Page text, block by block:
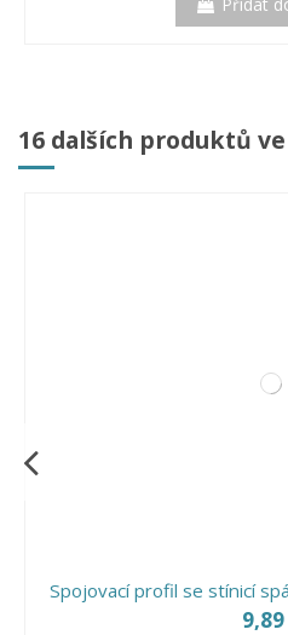
16 dalších produktů
Spojovací profil se stínicí